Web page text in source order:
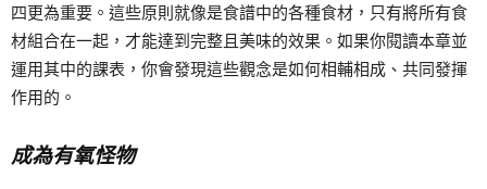
四更為重要。這些原則就像是食譜中的各種食材，只有將所有食
材組合在一起，才能達到完整且美味的效果。如果你閱讀本章並
運用其中的課表，你會發現這些觀念是如何相輔相成、共同發揮
作用的。
成為有氧怪物